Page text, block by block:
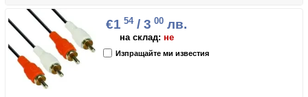
€1 54/ 3 00 лв.
на склад: не
Изпращайте ми известия